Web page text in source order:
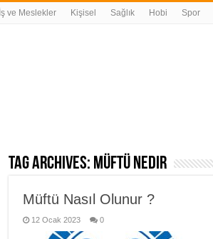
İş ve Meslekler Kişisel Sağlık Hobi Spor
Tag Archives: müftü nedir
Müftü Nasıl Olunur ?
12 Ocak 2023 0